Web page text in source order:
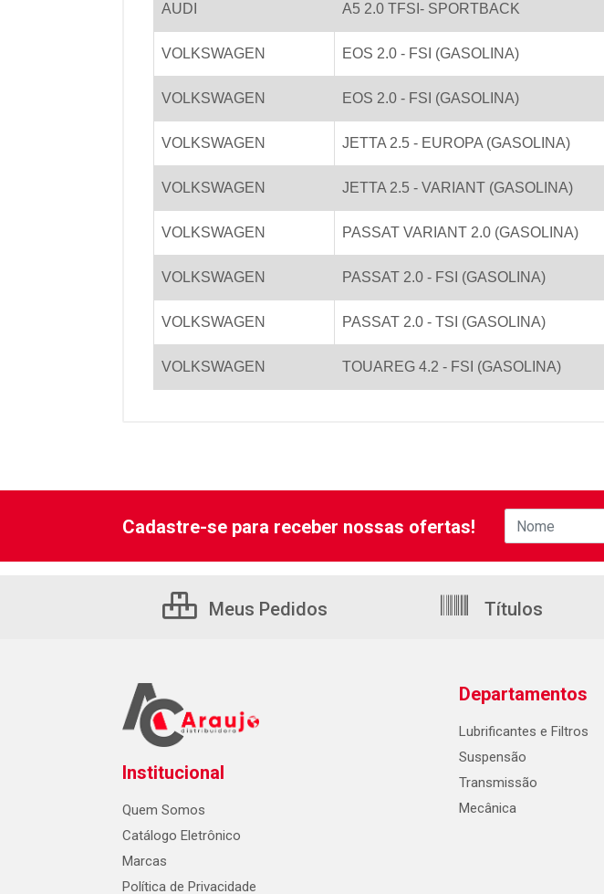
AUDI A5 2.0 TFSI- SPORTBACK
VOLKSWAGEN EOS 2.0 - FSI (GASOLINA)
VOLKSWAGEN EOS 2.0 - FSI (GASOLINA)
VOLKSWAGEN JETTA 2.5 - EUROPA (GASOLINA)
VOLKSWAGEN JETTA 2.5 - VARIANT (GASOLINA)
VOLKSWAGEN PASSAT VARIANT 2.0 (GASOLINA)
VOLKSWAGEN PASSAT 2.0 - FSI (GASOLINA)
VOLKSWAGEN PASSAT 2.0 - TSI (GASOLINA)
VOLKSWAGEN TOUAREG 4.2 - FSI (GASOLINA)
Cadastre-se para receber nossas ofertas!
Meus Pedidos Títulos
Institucional
Quem Somos
Catálogo Eletrônico
Marcas
Política de Privacidade
Departamentos
Lubrificantes e Filtros
Suspensão
Transmissão
Mecânica